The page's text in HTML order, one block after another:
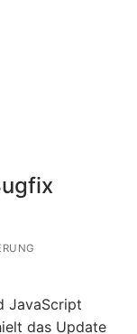
JavaScript
das Update